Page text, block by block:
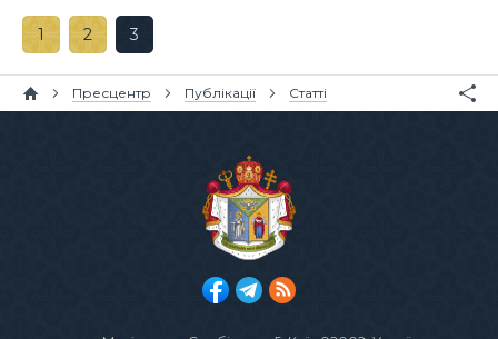
1 2 3
Пресцентр Публікації Статті